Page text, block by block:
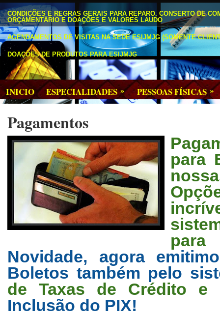
CONDIÇÕES E REGRAS GERAIS PARA REPARO. CONSERTO DE
ORÇAMENTÁRIO E DOAÇÕES E VALORES LAUDO
AGENDAMENTOS DE VISITAS NA SEDE ESIJMJG (SOMENTE
DOAÇÕES DE PRODUTOS PARA ESIJMJG
INICIO ESPECIALIDADES » PESSOAS FÍSICAS »
Pagamentos
para
Novidade, agora
Boletos também pelo
de Taxas de Crédito e
Inclusão do PIX!